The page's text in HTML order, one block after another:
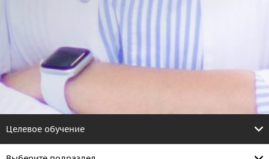
Целевое обучение